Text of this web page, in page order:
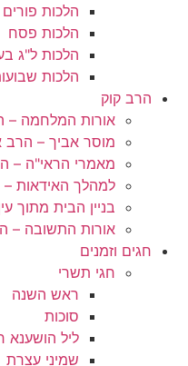
הלכות פורים
הלכות פסח
הלכות ל"ג
הלכות
הרב קוק
אורות המלחמה –
מוסר אביך – הרב
מאמרי הראי"ה –
למהלך האידאות
בניין הבית מתוך
אורות התשובה –
חגים וזמנים
חגי תשרי
ראש השנה
סוכות
ליל הושענא
שמיני עצרת